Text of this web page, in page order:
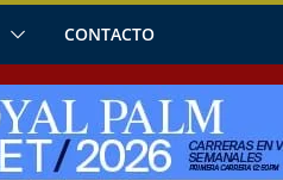
CONTACTO